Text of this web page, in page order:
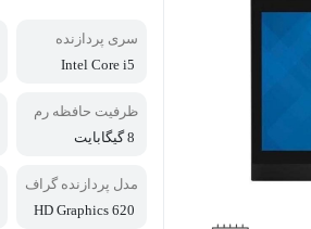
سری پردازنده
Intel Core i5
ظرفیت حافظه رم
8 گیگابایت
مدل پردازنده گراف
یکی
HD Graphics 620